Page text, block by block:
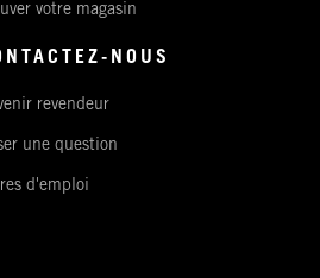
votre magasin
NOUS
revendeur
une question
d'emploi